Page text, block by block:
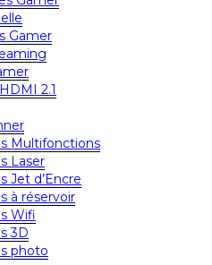
Gamer
2.1
Multifonctions
Laser
Jet d’Encre
à réservoir
Wifi
3D
photo